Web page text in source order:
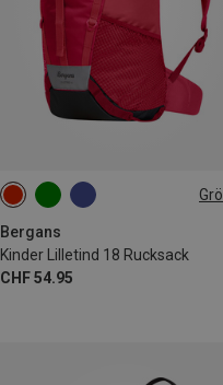
Bergans
Kinder Lilletind 18 Rucksack
CHF 54.95
18L